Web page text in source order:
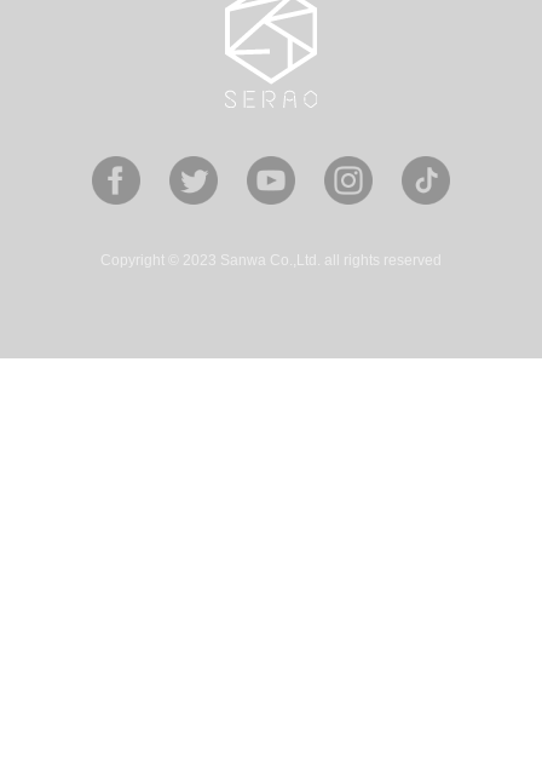
Copyright © 2023 Sanwa Co.,Ltd. all rights reserved